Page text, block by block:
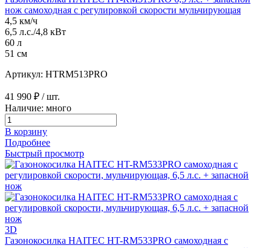
нож самоходная с регулировкой скорости мульчирующая
4,5 км/ч
6,5 л.с./4,8 кВт
60 л
51 см
Артикул: HTRM513PRO
41 990 ₽ / шт.
Наличие: много
В корзину
Подробнее
Быстрый просмотр
3D
Газонокосилка HAITEC HT-RM533PRO самоходная с